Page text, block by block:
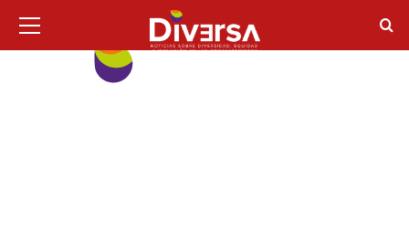
contenido
principal